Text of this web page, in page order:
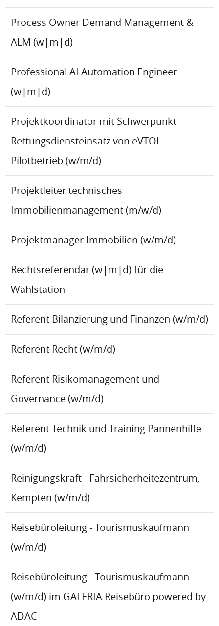
Process Owner Demand Management &
ALM (w|m|d)
Professional AI Automation Engineer
(w|m|d)
Projektkoordinator mit Schwerpunkt
Rettungsdiensteinsatz von eVTOL -
Pilotbetrieb (w/m/d)
Projektleiter technisches
Immobilienmanagement (m/w/d)
Projektmanager Immobilien (w/m/d)
Rechtsreferendar (w|m|d) für die
Wahlstation
Referent Bilanzierung und Finanzen (w/m/d)
Referent Recht (w/m/d)
Referent Risikomanagement und
Governance (w/m/d)
Referent Technik und Training Pannenhilfe
(w/m/d)
Reinigungskraft - Fahrsicherheitezentrum,
Kempten (w/m/d)
Reisebüroleitung - Tourismuskaufmann
(w/m/d)
Reisebüroleitung - Tourismuskaufmann
(w/m/d) im GALERIA Reisebüro powered by
ADAC